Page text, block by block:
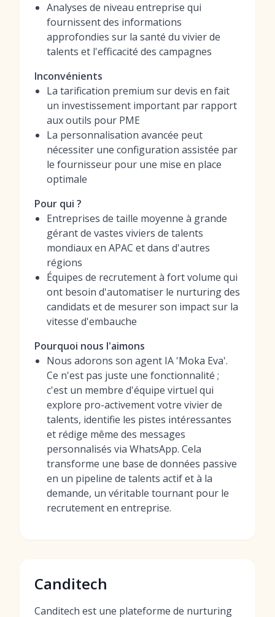
Analyses de niveau entreprise qui
fournissent des informations
approfondies sur la santé du vivier de
talents et l'efficacité des campagnes
Inconvénients
La tarification premium sur devis en fait
un investissement important par rapport
aux outils pour PME
La personnalisation avancée peut
nécessiter une configuration assistée par
le fournisseur pour une mise en place
optimale
Pour qui ?
Entreprises de taille moyenne à grande
gérant de vastes viviers de talents
mondiaux en APAC et dans d'autres
régions
Équipes de recrutement à fort volume qui
ont besoin d'automatiser le nurturing des
candidats et de mesurer son impact sur la
vitesse d'embauche
Pourquoi nous l'aimons
Nous adorons son agent IA 'Moka Eva'.
Ce n'est pas juste une fonctionnalité ;
c'est un membre d'équipe virtuel qui
explore pro-activement votre vivier de
talents, identifie les pistes intéressantes
et rédige même des messages
personnalisés via WhatsApp. Cela
transforme une base de données passive
en un pipeline de talents actif et à la
demande, un véritable tournant pour le
recrutement en entreprise.
Canditech
Canditech est une plateforme de nurturing